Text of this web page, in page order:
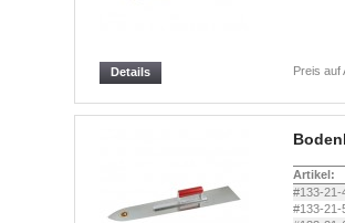
Preis auf
Details
Artikel:
#133-21-
#133-21-